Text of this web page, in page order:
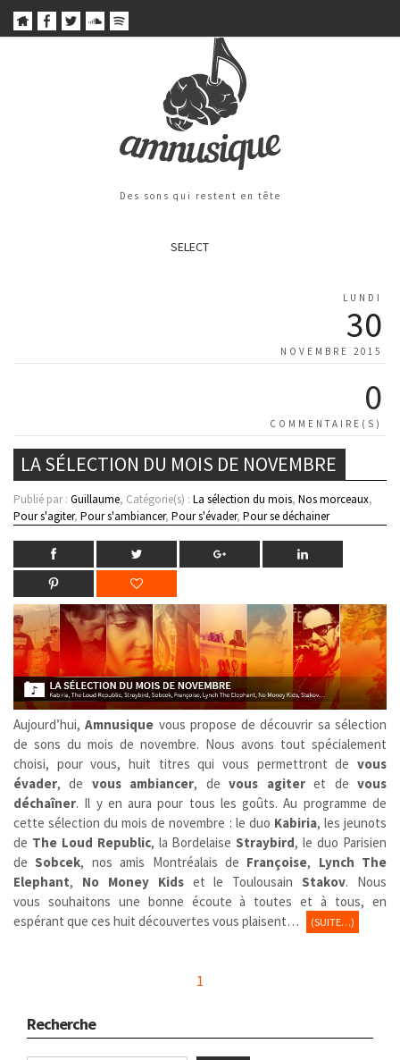
Des sons qui restent en tête
SELECT
LUNDI
30
NOVEMBRE 2015
0
COMMENTAIRE(S)
LA SÉLECTION DU MOIS DE NOVEMBRE
Publié par : Guillaume, Catégorie(s) : La sélection du mois, Nos morceaux,
Pour s'agiter, Pour s'ambiancer, Pour s'évader, Pour se déchainer
Aujourd’hui,Amnusique vous propose de découvrir sa sélection
de sons du mois de novembre. Nous avons tout spécialement
choisi, pour vous, huit titres qui vous permettront de vous
évader, de vous ambiancer, devous agiteret devous
déchaîner. Il y en aura pour tous les goûts. Au programme de
cette sélection du mois de novembre : le duo Kabiria, les jeunots
de The Loud Republic, la BordelaiseStraybird, le duo Parisien
deSobcek, nos amis Montréalais de Françoise, Lynch The
Elephant, No Money Kidset le ToulousainStakov. Nous
vous souhaitons une bonne écoute à toutes et à tous, en
espérant que ces huit découvertes vous plaisent…
(SUITE…)
1
Recherche